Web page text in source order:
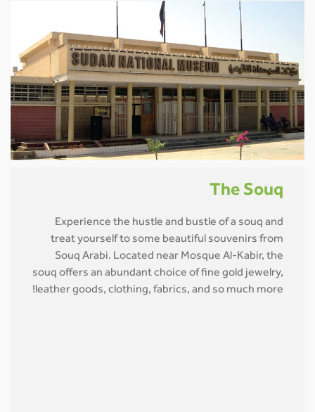
The Souq
Experience the hustle and bustle of a souq and
treat yourself to some beautiful souvenirs from
Souq Arabi. Located near Mosque Al-Kabir, the
souq offers an abundant choice of fine gold jewelry,
leather goods, clothing, fabrics, and so much more!